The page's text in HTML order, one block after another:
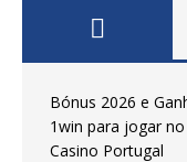
Bónus 2026 e
1win para jogar
Casino Portugal